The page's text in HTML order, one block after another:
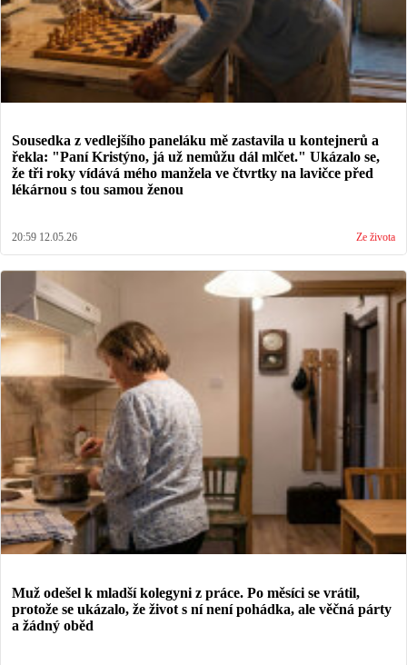
Sousedka z vedlejšího paneláku mě zastavila u kontejnerů a
řekla: "Paní Kristýno, já už nemůžu dál mlčet." Ukázalo se,
že tři roky vídává mého manžela ve čtvrtky na lavičce před
lékárnou s tou samou ženou
20:59 12.05.26 Ze života
Muž odešel k mladší kolegyni z práce. Po měsíci se vrátil,
protože se ukázalo, že život s ní není pohádka, ale věčná párty
a žádný oběd